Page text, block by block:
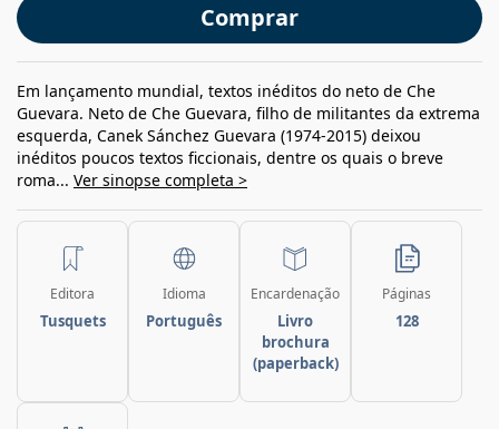
Comprar
Em lançamento mundial, textos inéditos do neto de Che
Guevara. Neto de Che Guevara, filho de militantes da extrema
esquerda, Canek Sánchez Guevara (1974-2015) deixou
inéditos poucos textos ficcionais, dentre os quais o breve
roma... Ver sinopse completa >
Editora
Tusquets
Idioma
Português
Encardenação
Livro
brochura
(paperback)
Páginas
128